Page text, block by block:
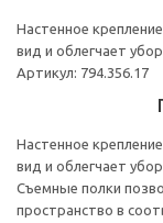
Настенное
вид и облегчает
Артикул: 794.356.17
Настенное
вид и облегчает
Съемные полки
пространство в